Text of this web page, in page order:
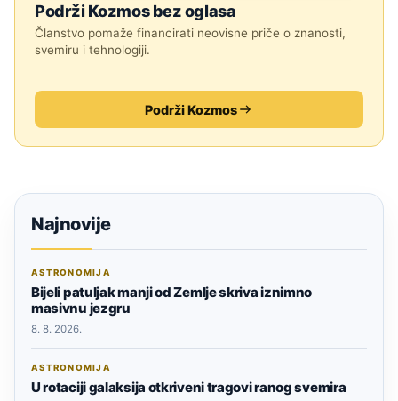
Podrži Kozmos bez oglasa
Članstvo pomaže financirati neovisne priče o znanosti,
svemiru i tehnologiji.
Podrži Kozmos
Najnovije
ASTRONOMIJA
Bijeli patuljak manji od Zemlje skriva iznimno
masivnu jezgru
8. 8. 2026.
ASTRONOMIJA
U rotaciji galaksija otkriveni tragovi ranog svemira